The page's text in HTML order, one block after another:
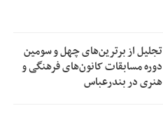
تجلیل از بر‌ترین‌های چهل و سومین
دوره مسابقات کانون‌های فرهنگی و
هنری در بندرعباس